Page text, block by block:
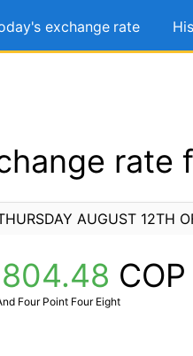
exchange rate
rate
AUGUST 12TH
804.48 COP
Four Point Four Eight